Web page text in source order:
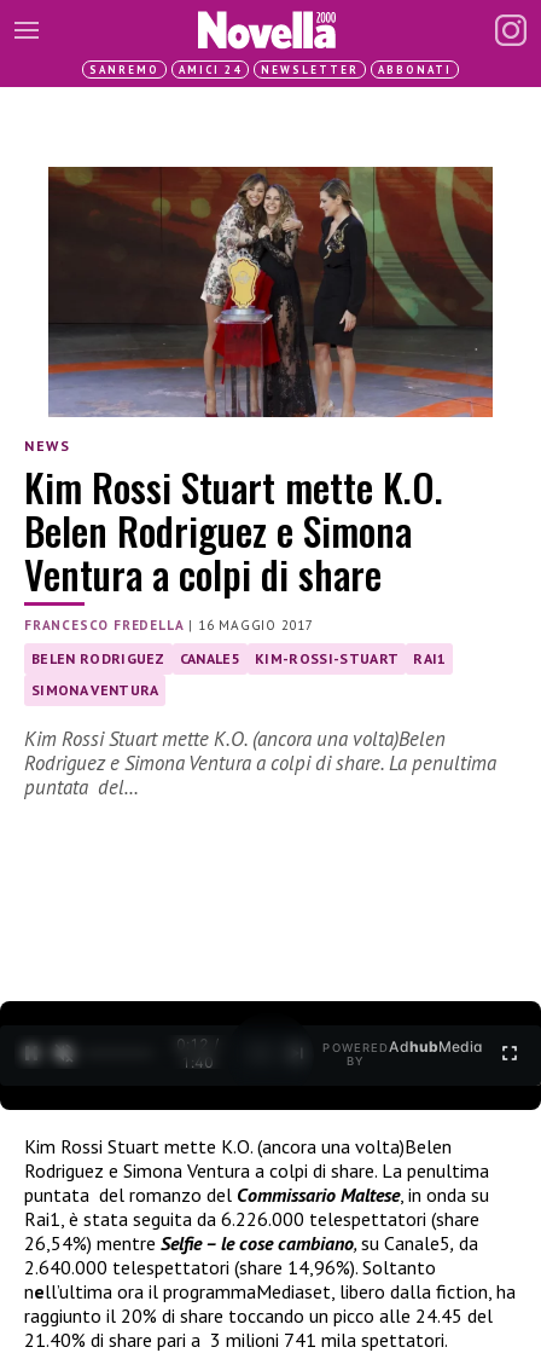
SANREMO AMICI 24 NEWSLETTER ABBONATI
NEWS
Kim Rossi Stuart mette K.O.
Belen Rodriguez e Simona
Ventura a colpi di share
FRANCESCO FREDELLA | 16 MAGGIO 2017
BELEN RODRIGUEZ CANALE5 KIM-ROSSI-STUART
RAI1
SIMONA VENTURA
Kim Rossi Stuart mette K.O. (ancora una volta)Belen
Rodriguez e Simona Ventura a colpi di share. La penultima
puntata del…
0:13 /
1:40
POWERED
BY
AdhubMedia
Kim Rossi Stuart mette K.O. (ancora una volta)Belen
Rodriguez e Simona Ventura a colpi di share. La penultima
puntata del romanzo del Commissario Maltese, in onda su
Rai1, è stata seguita da 6.226.000 telespettatori (share
26,54%) mentre Selfie – le cose cambiano, su Canale5, da
2.640.000 telespettatori (share 14,96%). Soltanto
nell’ultima ora il programmaMediaset, libero dalla fiction, ha
raggiunto il 20% di share toccando un picco alle 24.45 del
21.40% di share pari a 3 milioni 741 mila spettatori.